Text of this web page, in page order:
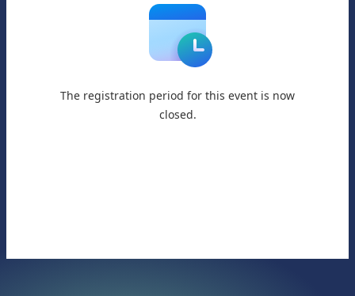
The registration period for this event is now
closed.